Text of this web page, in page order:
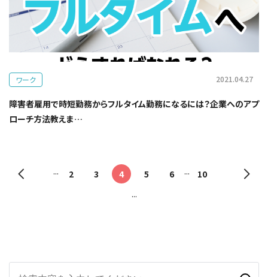
ワーク 2021.04.27
障害者雇用で時短勤務からフルタイム勤務になるには？企業へのアプ
ローチ方法教えま…
... 2 3 4 5 6 ...
10
...